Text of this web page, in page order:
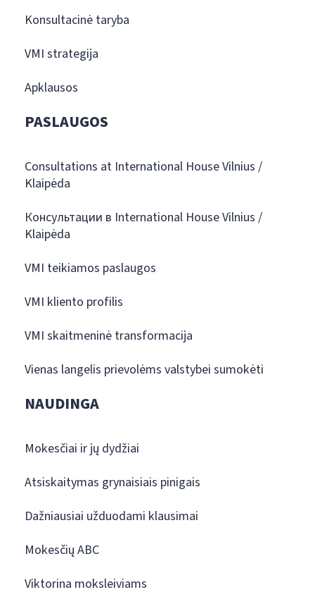
Konsultacinė taryba
VMI strategija
Apklausos
PASLAUGOS
Consultations at International House Vilnius /
Klaipėda
Консультации в International House Vilnius /
Klaipėda
VMI teikiamos paslaugos
VMI kliento profilis
VMI skaitmeninė transformacija
Vienas langelis prievolėms valstybei sumokėti
NAUDINGA
Mokesčiai ir jų dydžiai
Atsiskaitymas grynaisiais pinigais
Dažniausiai užduodami klausimai
Mokesčių ABC
Viktorina moksleiviams